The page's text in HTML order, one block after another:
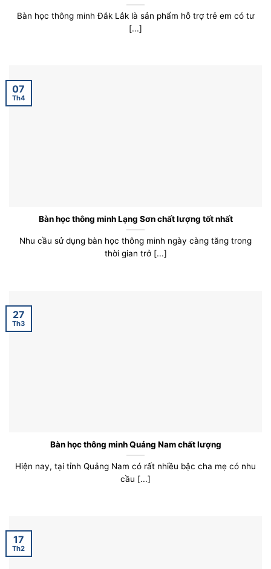
Bàn học thông minh Đắk Lắk là sản phẩm hỗ trợ trẻ em có tư
[...]
Bàn học thông minh Lạng Sơn chất lượng tốt nhất
Nhu cầu sử dụng bàn học thông minh ngày càng tăng trong
thời gian trở [...]
07
Th4
Bàn học thông minh Quảng Nam chất lượng
Hiện nay, tại tỉnh Quảng Nam có rất nhiều bậc cha mẹ có nhu
cầu [...]
27
Th3
17
Th2